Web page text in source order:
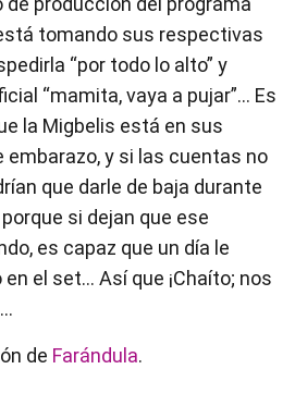
tomando sus respectivas
“por todo lo alto” y
“mamita, vaya a pujar”… Es
la Migbelis está en sus
y si las cuentas no
que darle de baja durante
si dejan que ese
es capaz que un día le
el set… Así que ¡Chaíto; nos
de Farándula.